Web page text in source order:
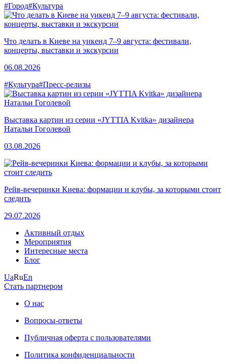
#Город#Культура
Что делать в Киеве на уикенд 7–9 августа: фестивали,
концерты, выставки и экскурсии
06.08.2026
#Культура#Пресс-релизы
Выставка картин из серии «JYTTIA Kvitka» дизайнера
Натальи Гоголевой
03.08.2026
Рейв-вечеринки Киева: формации и клубы, за которыми стоит
следить
29.07.2026
Активный отдых
Мероприятия
Интересные места
Блог
UaRuEn
Стать партнером
О нас
Вопросы-ответы
Публичная оферта с пользователями
Политика конфиденциальности